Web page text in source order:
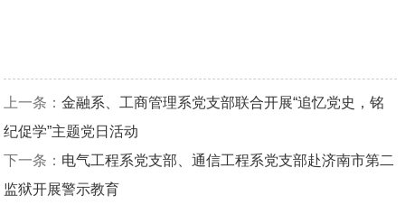
上一条：金融系、工商管理系党支部联合开展“追忆党史，铭
纪促学”主题党日活动
下一条： 电气工程系党支部、通信工程系党支部赴济南市第二
监狱开展警示教育